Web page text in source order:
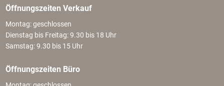
Öffnungszeiten Verkauf
Montag: geschlossen
Dienstag bis Freitag: 9.30 bis 18 Uhr
Samstag: 9.30 bis 15 Uhr
Öffnungszeiten Büro